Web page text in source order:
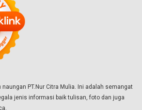
naungan PT.Nur Citra Mulia. Ini adalah semangat
jenis informasi baik tulisan, foto dan juga